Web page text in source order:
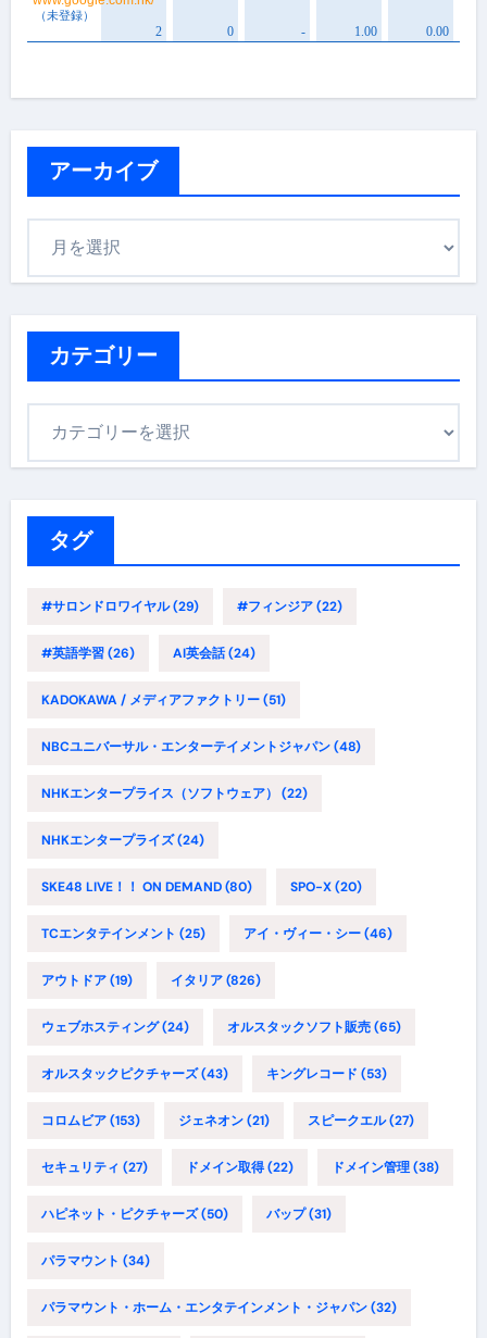
アーカイブ
カテゴリー
タグ
#サロンドロワイヤル(29) #フィンジア(22)
#英語学習(26) AI英会話(24)
KADOKAWA / メディアファクトリー(51)
NBCユニバーサル・エンターテイメントジャパン(48)
NHKエンタープライス（ソフトウェア） (22)
NHKエンタープライズ(24)
SKE48 LIVE！！ ON DEMAND(80) SPO-X(20)
TCエンタテインメント (25) アイ・ヴィー・シー(46)
アウトドア(19) イタリア(826)
ウェブホスティング(24) オルスタックソフト販売(65)
オルスタックピクチャーズ(43) キングレコード (53)
コロムビア(153) ジェネオン(21) スピークエル(27)
セキュリティ (27) ドメイン取得(22) ドメイン管理(38)
ハピネット・ピクチャーズ(50) バップ(31)
パラマウント (34)
パラマウント・ホーム・エンタテインメント・ジャパン(32)